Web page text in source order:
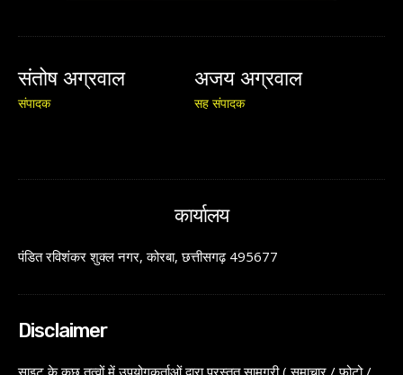
संतोष अग्रवाल
संपादक
अजय अग्रवाल
सह संपादक
कार्यालय
पंडित रविशंकर शुक्ल नगर, कोरबा, छत्तीसगढ़ 495677
Disclaimer
साइट के कुछ तत्वों में उपयोगकर्ताओं द्वारा प्रस्तुत सामग्री ( समाचार / फोटो /